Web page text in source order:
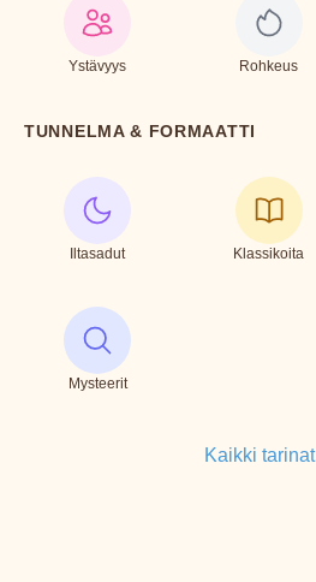
Ystävyys Rohkeus
TUNNELMA & FORMAATTI
Iltasadut Klassikoita
Mysteerit
Kaikki tarinat